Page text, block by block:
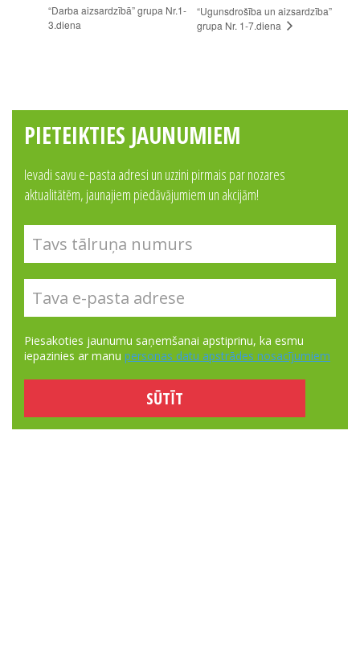
“Darba aizsardzībā” grupa Nr.1-
3.diena
“Ugunsdrošība un aizsardzība”
grupa Nr. 1-7.diena
PIETEIKTIES JAUNUMIEM
Ievadi savu e-pasta adresi un uzzini pirmais par nozares
aktualitātēm, jaunajiem piedāvājumiem un akcijām!
Piesakoties jaunumu saņemšanai apstiprinu, ka esmu
iepazinies ar manu personas datu apstrādes nosacījumiem